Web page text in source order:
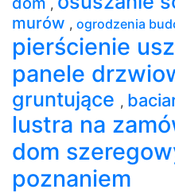
,
murów , ogrodzenia
pierścienie
panele
gruntujące ,
lustra na
dom
poznaniem